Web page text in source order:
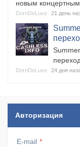
новым
DornDeLuxe 21 день
DornDeLuxe 24 дня
Авторизация
E-mail